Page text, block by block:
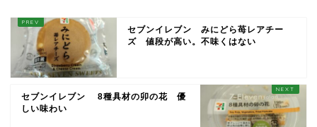
セブンイレブン みにどら苺レアチー
ズ 値段が高い。不味くはない
セブンイレブン 8種具材の卯の花 優
しい味わい